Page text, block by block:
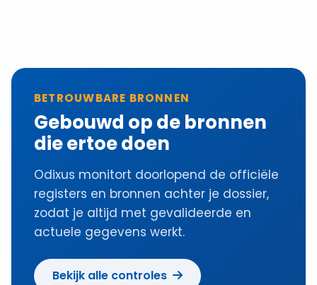
BETROUWBARE BRONNEN
Gebouwd op de bronnen
die ertoe doen
Odixus monitort doorlopend de officiële
registers en bronnen achter je dossier,
zodat je altijd met gevalideerde en
actuele gegevens werkt.
Bekijk alle controles